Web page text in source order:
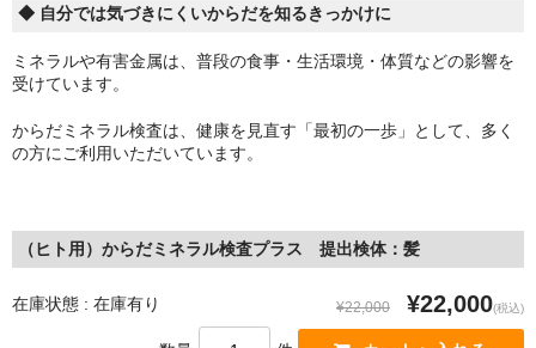
◆ 自分では気づきにくいからだを知るきっかけに
ミネラルや有害金属は、普段の食事・生活環境・体質などの影響を
受けています。
からだミネラル検査は、健康を見直す「最初の一歩」として、多く
の方にご利用いただいています。
（ヒト用）からだミネラル検査プラス 提出検体：髪
在庫状態 : 在庫有り ¥22,000 ¥22,000(税込)